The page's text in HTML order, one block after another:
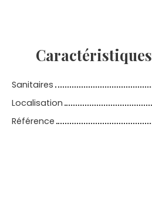
Caractéristiques
Sanitaires
Localisation
Référence